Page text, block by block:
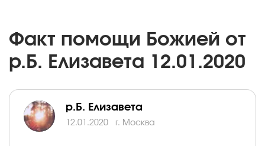
Факт помощи Божией от
р.Б. Елизавета 12.01.2020
р.Б. Елизавета
12.01.2020 г. Москва